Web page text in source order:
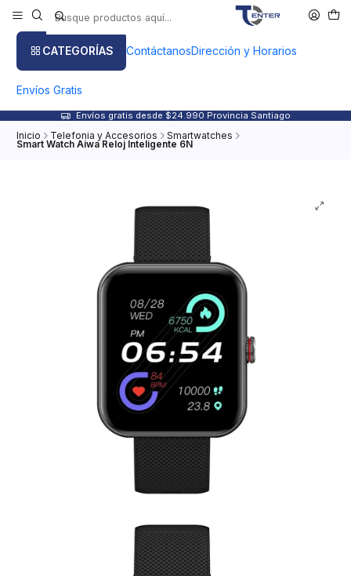
CATEGORÍAS ContáctanosDirección y Horarios
Envíos Gratis
Envíos gratis desde $24.990 Provincia Santiago
Inicio Telefonia y Accesorios Smartwatches
Smart Watch Aiwa Reloj Inteligente 6N